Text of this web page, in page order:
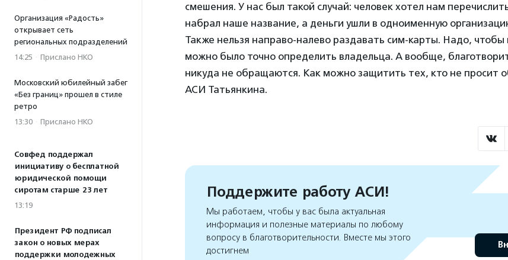
Организация «Радость»
открывает сеть
региональных подразделений
14:25 · Прислано НКО
Московский юбилейный забег
«Без границ» прошел в стиле
ретро
13:30 · Прислано НКО
Совфед поддержал
инициативу о бесплатной
юридической помощи
сиротам старше 23 лет
13:19
Президент РФ подписал
закон о новых мерах
поддержки молодежных
смешения. У нас был такой случай: человек хотел нам
набрал наше название, а деньги ушли в одноименную
Также нельзя направо-налево раздавать сим-карты. Надо,
можно было точно определить владельца. А вообще,
никуда не обращаются. Как можно защитить тех, кто не просит
АСИ Татьянкина.
Поддержите работу АСИ!
Мы работаем, чтобы у вас была актуальная
информация и полезные материалы по любому
вопросу в благотворительности. Вместе мы этого
достигнем